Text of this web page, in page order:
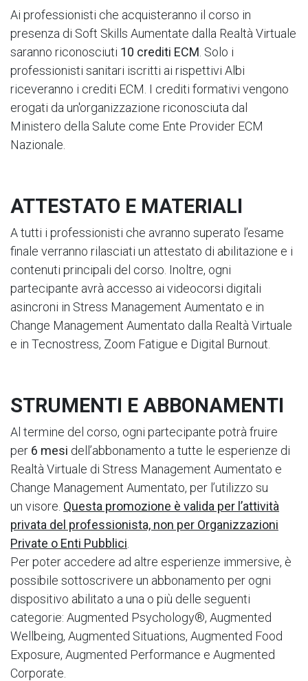
Ai professionisti che acquisteranno il corso in
presenza di Soft Skills Aumentate dalla Realtà Virtuale
saranno riconosciuti 10 crediti ECM . Solo i
professionisti sanitari iscritti ai rispettivi Albi
riceveranno i crediti ECM. I crediti formativi vengono
erogati da un'organizzazione riconosciuta dal
Ministero della Salute come Ente Provider ECM
Nazionale.
ATTESTATO E MATERIALI
A tutti i professionisti che avranno superato l’esame
finale verranno rilasciati un attestato di abilitazione e i
contenuti principali del corso. Inoltre, ogni
partecipante avrà accesso ai videocorsi digitali
asincroni in Stress Management Aumentato e in
Change Management Aumentato dalla Realtà Virtuale
e in Tecnostress, Zoom Fatigue e Digital Burnout.
STRUMENTI E ABBONAMENTI
Al termine del corso, ogni partecipante potrà fruire
per 6 mesi dell’abbonamento a tutte le esperienze di
Realtà Virtuale di Stress Management Aumentato e
Change Management Aumentato, per l’utilizzo su
un visore. Questa promozione è valida per l’attività
privata del professionista, non per Organizzazioni
Private o Enti Pubblici
Per poter accedere ad altre esperienze immersive, è
possibile sottoscrivere un abbonamento per ogni
dispositivo abilitato a una o più delle seguenti
categorie: Augmented Psychology®, Augmented
Wellbeing, Augmented Situations, Augmented Food
Exposure, Augmented Performance e Augmented
Corporate.